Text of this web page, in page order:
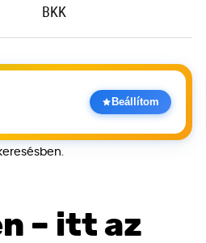
BKK
Beállítom
– itt az